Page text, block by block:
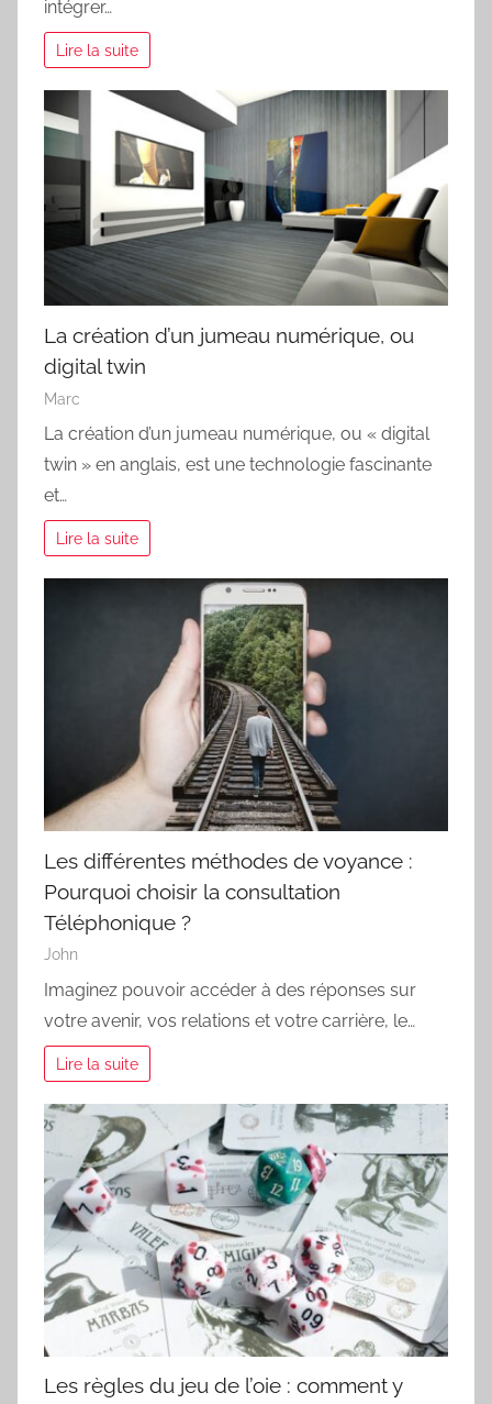
intégrer…
Lire la suite
La création d’un jumeau numérique, ou
digital twin
Marc
La création d’un jumeau numérique, ou « digital
twin » en anglais, est une technologie fascinante
et…
Lire la suite
Les différentes méthodes de voyance :
Pourquoi choisir la consultation
Téléphonique ?
John
Imaginez pouvoir accéder à des réponses sur
votre avenir, vos relations et votre carrière, le…
Lire la suite
Les règles du jeu de l’oie : comment y